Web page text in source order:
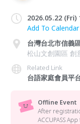
2026.05.22
Add To Calendar
台灣台北市信義
松山文創園區 創
Related Link
台語家庭會員平
Offline Event
After
ACCUPASS